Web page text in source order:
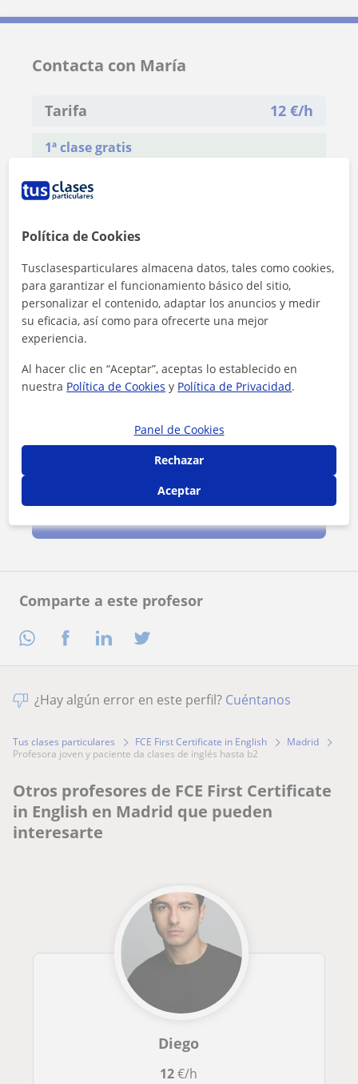
Comparte a este profesor
Contacta con María
Tarifa 12 €/h
1ª clase gratis
¿Hay algún error en este perfil? Cuéntanos
Tus clases particulares FCE First Certificate in English
Madrid
profesora joven y paciente da clases de inglés hasta b2
Otros profesores de FCE First Certificate
in English en Madrid que pueden
interesarte
Diego
12€/h
Política de Cookies
Tusclasesparticulares almacena datos, tales como cookies,
para garantizar el funcionamiento básico del sitio,
personalizar el contenido, adaptar los anuncios y medir
su eficacia, así como para ofrecerte una mejor
experiencia.
Al hacer clic en “Aceptar”, aceptas lo establecido en
nuestra Política de Cookies y Política de Privacidad.
Panel de Cookies
Rechazar
Aceptar